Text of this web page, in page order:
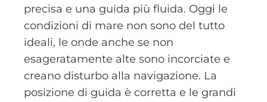
precisa e una guida più fluida. Oggi le
condizioni di mare non sono del tutto
ideali, le onde anche se non
esageratamente alte sono incorciate e
creano disturbo alla navigazione. La
posizione di guida è corretta e le grandi